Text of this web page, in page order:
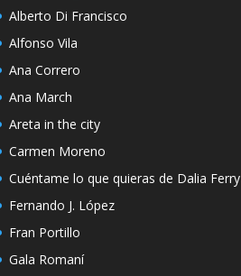
Alberto Di Francisco
Alfonso Vila
Ana Correro
Ana March
Areta in the city
Carmen Moreno
Cuéntame lo que quieras de Dalia Ferry
Fernando J. López
Fran Portillo
Gala Romaní